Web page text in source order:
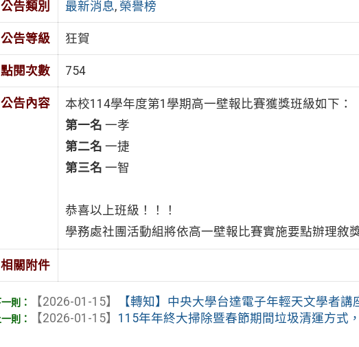
公告類別 最新消息, 榮譽榜
公告等級 狂賀
點閱次數 754
公告內容
本校114學年度第1學期高一壁報比賽獲獎班級如下：
第一名 一孝
第二名 一捷
第三名 一智
恭喜以上班級！！！
學務處社團活動組將依高一壁報比賽實施要點辦理敘
相關附件
【2026-01-15】
【轉知】中央大學台達電子年輕天文學者講
【2026-01-15】 115年年終大掃除暨春節期間垃圾清運方式